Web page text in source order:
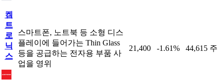
켐
트
로
닉
스
스마트폰, 노트북 등 소형 디스
플레이에 들어가는 Thin Glass
등을 공급하는 전자용 부품 사
업을 영위
21,400 -1.61% 44,615 주